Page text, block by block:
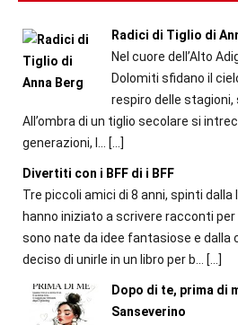
Radici di Tiglio di
Nel cuore dell’Alto
Dolomiti sfidano il
respiro delle
All’ombra di un tiglio secolare si
generazioni, l... […]
Divertiti con i BFF di i BFF
Tre piccoli amici di 8 anni, spinti dalla
hanno iniziato a scrivere racconti per
sono nate da idee fantasiose e dalla
deciso di unirle in un libro per b... […]
Dopo di te, prima di
Sanseverino